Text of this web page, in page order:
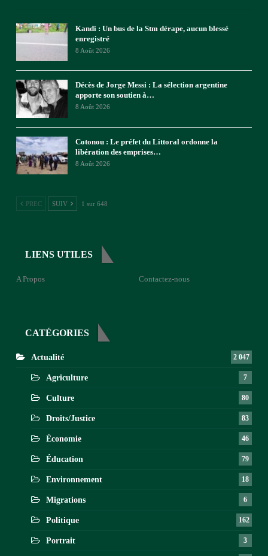
Kandi : Un bus de la Stm dérape, aucun blessé
enregistré
8 Août 2026
Décès de Jorge Messi : La sélection argentine
apporte son soutien à…
8 Août 2026
Cotonou : Le préfet du Littoral ordonne la
libération des emprises…
8 Août 2026
PREC SUIV 1 sur 648
LIENS UTILES
A Propos Contactez-nous
CATÉGORIES
Actualité 2 047
Agriculture 7
Culture 80
Droits/Justice 83
Économie 46
Éducation 79
Environnement 18
Migrations 6
Politique 162
Portrait 3